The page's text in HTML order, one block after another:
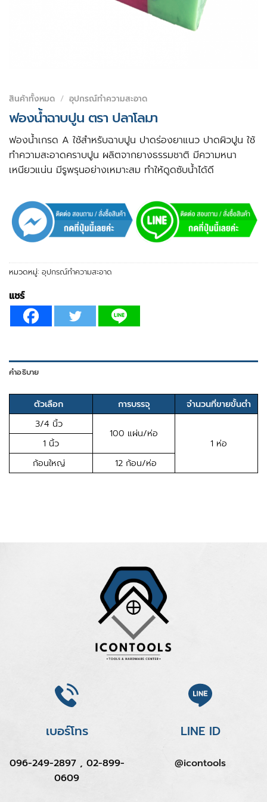
สินค้าทั้งหมด / อุปกรณ์ทำความสะอาด
ฟองน้ำฉาบปูน ตรา ปลาโลมา
ฟองน้ำเกรด A ใช้สำหรับฉาบปูน ปาดร่องยาแนว ปาดผิวปูน ใช้
ทำความสะอาดคราบปูน ผลิตจากยางธรรมชาติ มีความหนา
เหนียวแน่น มีรูพรุนอย่างเหมาะสม ทำให้ดูดซับน้ำได้ดี
หมวดหมู่: อุปกรณ์ทำความสะอาด
แชร์
คำอธิบาย
ตัวเลือก การบรรจุ
จำนวนที่ขายขั้นต่ำ
3/4 นิ้ว
100 แผ่น/ห่อ
1 ห่อ
1 นิ้ว
ก้อนใหญ่
12 ก้อน/ห่อ
เบอร์โทร
096-249-2897 , 02-899-
0609
LINE ID
@icontools